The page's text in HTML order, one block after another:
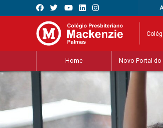
Home Novo Portal do